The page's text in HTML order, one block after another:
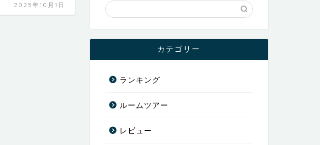
2025年10月1日
カテゴリー
ランキング
ルームツアー
レビュー